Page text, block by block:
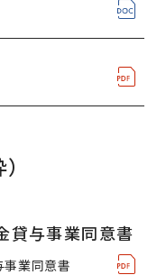
貸与事業同意書
業同意書